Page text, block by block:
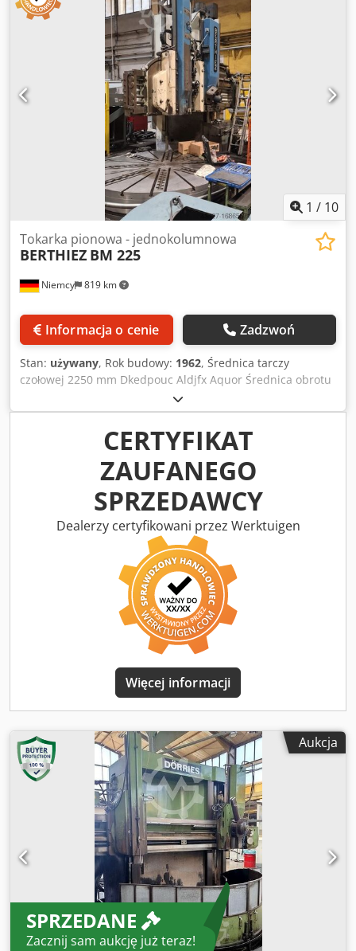
prosimy o przesłanie zapytania. Dodpfx Aqsix A Avoujkr
1 / 10
Niemcy 819 km
Tokarka pionowa - jednokolumnowa
BERTHIEZ BM 225
Informacja o cenie Zadzwoń
Stan: używany, Rok budowy: 1962, Średnica tarczy
czołowej 2250 mm Dkedpouc Aldjfx Aquor Średnica obrotu
4500 mm Wysokość toczenia 2000 mm Średnica toczenia
3150 mm Ciężar przedmiotu obrabianego maks. 25000 kg
Całkowite zapotrzebowanie na moc 55 kW Masa maszyny
ok. 32 tony Zapotrzebowanie na miejsce ok. / m
CERTYFIKAT
ZAUFANEGO
SPRZEDAWCY
Dealerzy certyfikowani przez Werktuigen
Więcej informacji
Aukcja
SPRZEDANE
Zacznij sam aukcję już teraz!